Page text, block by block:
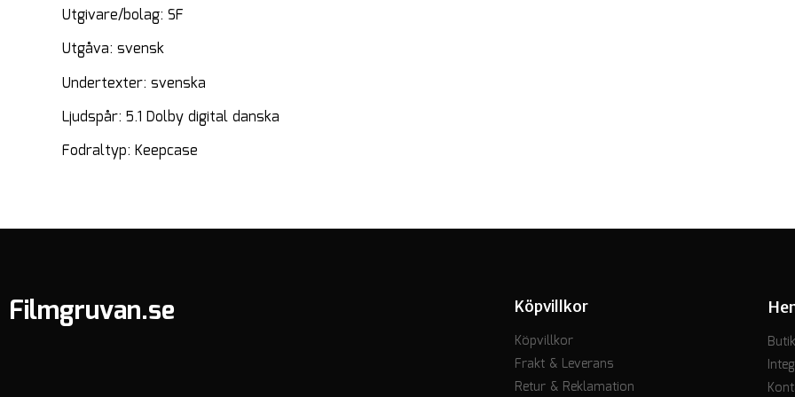
Utgivare/bolag: SF
Utgåva: svensk
Undertexter: svenska
Ljudspår: 5.1 Dolby digital danska
Fodraltyp: Keepcase
Filmgruvan.se
Köpvillkor
Köpvillkor
Frakt & Leverans
Retur & Reklamation
Butik